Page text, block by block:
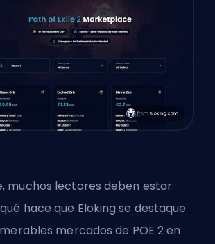
muchos lectores deben estar
hace que Eloking se destaque
mercados de POE 2 en